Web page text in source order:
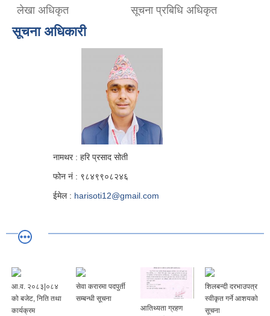
लेखा अधिकृत सूचना प्रबिधि अधिकृत
सूचना अधिकारी
नामथर : हरि प्रसाद सोती
फोन नं : ९८४९९०८२४६
ईमेल : harisoti12@gmail.com
आ.व. २०८३|०८४
को बजेट, निति तथा
कार्यक्रम
सेवा करारमा पदपुर्ती
सम्बन्धी सूचना
आतिथ्यता ग्रहण
शिलबन्दी दरभाउपत्र
स्वीकृत गर्ने आशयको
सूचना